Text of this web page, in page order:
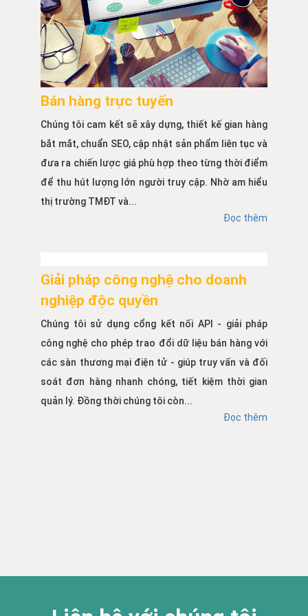
Bán hàng trực tuyến
Chúng tôi cam kết sẽ xây dựng, thiết kế gian hàng
bắt mắt, chuẩn SEO, cập nhật sản phẩm liên tục và
đưa ra chiến lược giá phù hợp theo từng thời điểm
để thu hút lượng lớn người truy cập. Nhờ am hiểu
thị trường TMĐT và...
Đọc thêm
Giải pháp công nghệ cho doanh
nghiệp độc quyền
Chúng tôi sử dụng cổng kết nối API - giải pháp
công nghệ cho phép trao đổi dữ liệu bán hàng với
các sàn thương mại điện tử - giúp truy vấn và đối
soát đơn hàng nhanh chóng, tiết kiệm thời gian
quản lý. Đồng thời chúng tôi còn...
Đọc thêm